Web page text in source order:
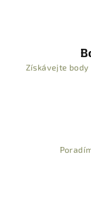
Získávejte body